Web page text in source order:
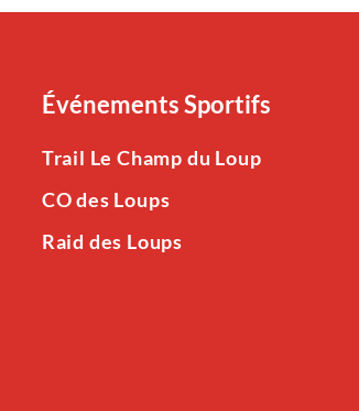
Événements Sportifs
Trail Le Champ du Loup
CO des Loups
Raid des Loups